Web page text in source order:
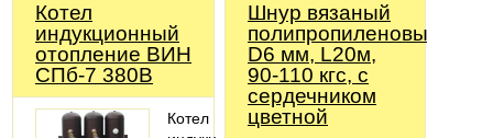
Котел
индукционный
отопление ВИН
СПб-7 380В
Котел
Шнур вязаный
полипропиленовый,
D6 мм, L20м,
90-110 кгс, с
сердечником
цветной